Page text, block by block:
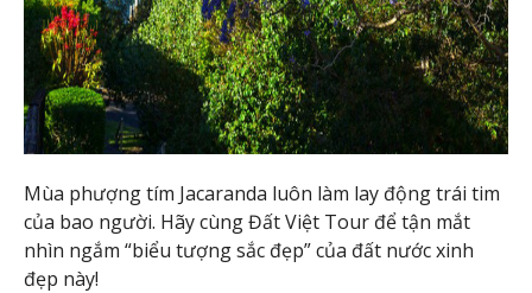
Mùa phượng tím Jacaranda luôn làm lay động trái tim
của bao người. Hãy cùng Đất Việt Tour để tận mắt
nhìn ngắm “biểu tượng sắc đẹp” của đất nước xinh
đẹp này!